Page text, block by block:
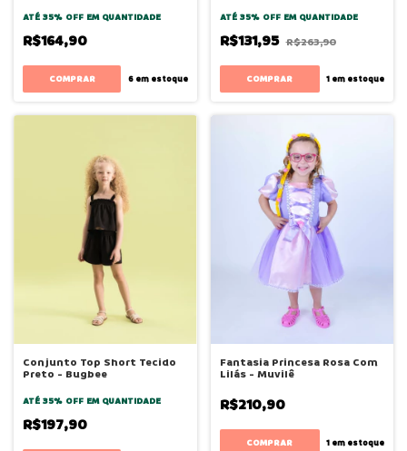
ATÉ 35% OFF EM QUANTIDADE
R$164,90
COMPRAR 6em estoque
ATÉ 35% OFF EM QUANTIDADE
R$131,95 R$263,90
COMPRAR 1 em estoque
Conjunto Top Short Tecido
Preto - Bugbee
ATÉ 35% OFF EM QUANTIDADE
R$197,90
Fantasia Princesa Rosa Com
Lilás - Muvilê
R$210,90
COMPRAR 1 em estoque